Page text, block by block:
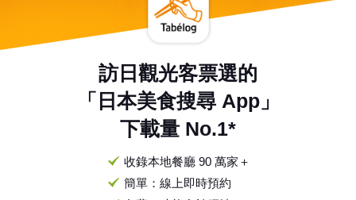
訪日觀光客票選的
「日本美食搜尋 App」
下載量 No.1*
收錄本地餐廳 90 萬家＋
簡單：線上即時預約